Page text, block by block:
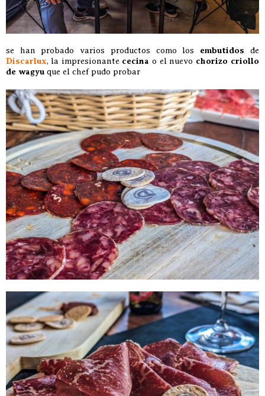
se han probado varios productos como los embutidos de
Discarlux, la impresionante cecina o el nuevo chorizo criollo
de wagyu que el chef pudo probar